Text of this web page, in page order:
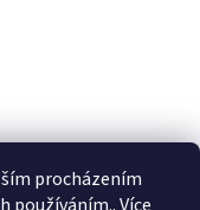
procházením